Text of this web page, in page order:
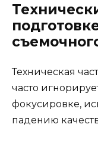
Техническая
часто
фокусировке,
падению